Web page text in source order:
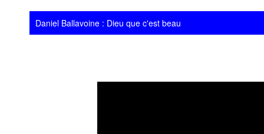
Daniel Ballavoine : Dieu que c'est beau